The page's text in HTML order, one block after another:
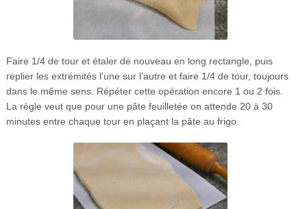
Faire 1/4 de tour et étaler de nouveau en long rectangle, puis
replier les extrémités l’une sur l’autre et faire 1/4 de tour, toujours
dans le même sens. Répéter cette opération encore 1 ou 2 fois.
La règle veut que pour une pâte feuilletée on attende 20 à 30
minutes entre chaque tour en plaçant la pâte au frigo.